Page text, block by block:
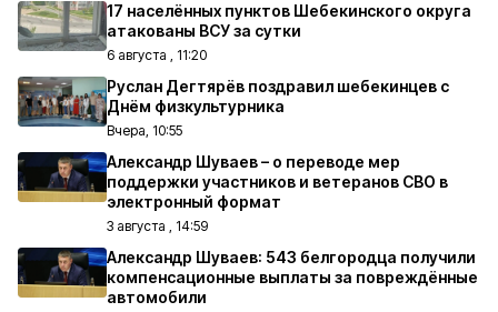
17 населённых пунктов Шебекинского округа
атакованы ВСУ за сутки
6 августа , 11:20
Руслан Дегтярёв поздравил шебекинцев с
Днём физкультурника
Вчера, 10:55
Александр Шуваев – о переводе мер
поддержки участников и ветеранов СВО в
электронный формат
3 августа , 14:59
Александр Шуваев: 543 белгородца получили
компенсационные выплаты за повреждённые
автомобили